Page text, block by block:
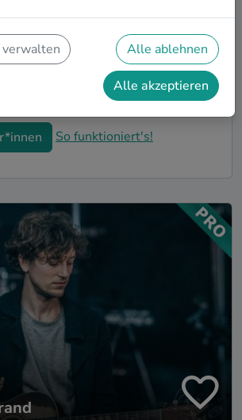
Du Dir sicher sein, dass Deine
Glanz erstrahlt. Auf
Du professionelle und
Acts, die perfekt auf Deine
in Chicago passen.
So funktioniert's!
Alle ablehnen
Alle akzeptieren